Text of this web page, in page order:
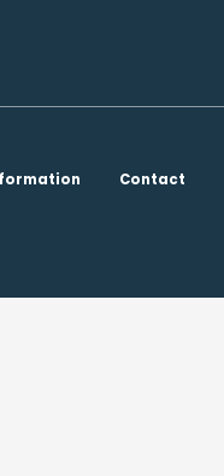
Contact